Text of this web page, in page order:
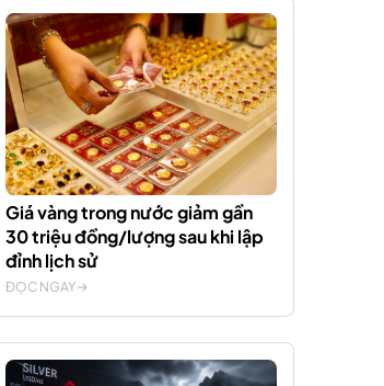
Giá vàng trong nước giảm gần
30 triệu đồng/lượng sau khi lập
đỉnh lịch sử
ĐỌC NGAY